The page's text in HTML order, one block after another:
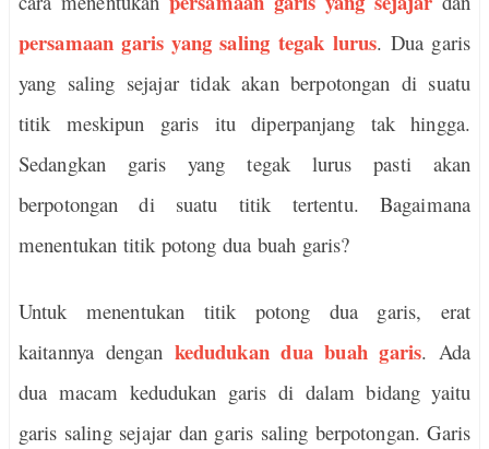
persamaan garis yang saling tegak lurus. Dua garis
yang saling sejajar tidak akan berpotongan di suatu
titik meskipun garis itu diperpanjang tak hingga.
Sedangkan garis yang tegak lurus pasti akan
berpotongan di suatu titik tertentu. Bagaimana
menentukan titik potong dua buah garis?
Untuk menentukan titik potong dua garis, erat
kaitannya dengan kedudukan dua buah garis. Ada
dua macam kedudukan garis di dalam bidang yaitu
garis saling sejajar dan garis saling berpotongan. Garis